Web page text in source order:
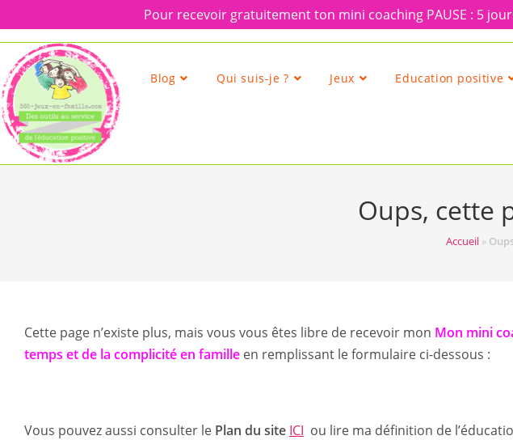
Pour recevoir gratuitement ton mini coaching PAUSE : 5
content
Blog Qui suis-je ? Jeux Education positive
Oups, cette
Accueil »
Cette page n’existe plus, mais vous vous êtes libre de recevoir mon Mon mini
temps et de la complicité en famille en remplissant le formulaire ci-dessous :
Vous pouvez aussi consulter le Plan du site ICI ou lire ma définition de